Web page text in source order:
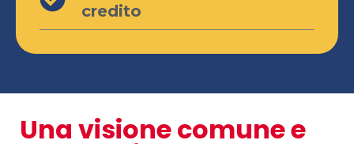
credito
Una visione comune e